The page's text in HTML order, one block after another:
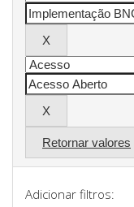
Retornar valores
Adicionar filtros: